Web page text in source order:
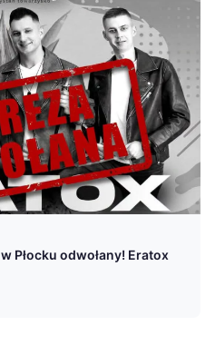
Płocku odwołany! Eratox